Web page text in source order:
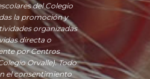
del Colegio
la promoción y
organizadas
directa o
por Centros
Orvalle). Todo
el consentimiento